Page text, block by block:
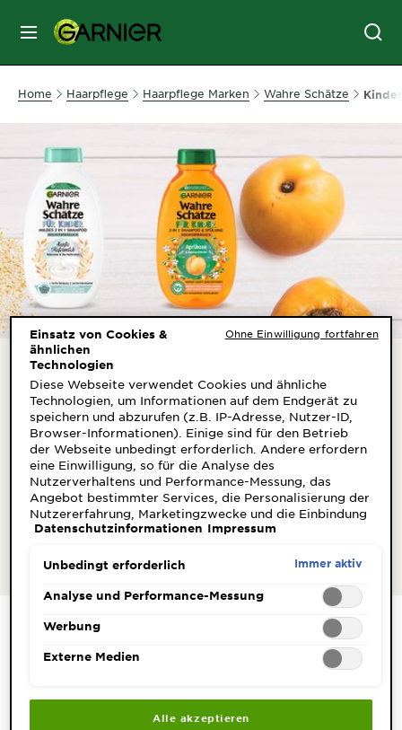
MENU
GESICHTSPFLEGE
HAARPFLEGE
HAARFARBE
SONNENSCHUTZ
KÖRPERPFLEGE
SERVICES
&
DIAGNOSTIK
ENTDECKEN
Unsere
Inhaltsstoffe
Neu!
Garnier x
Bündchen
Garnier's Weg
zur
International
Home Haarpflege Haarpflege Marken Wahre Schätze Kinder
Für Kinder
Pflegt und reinigt empfindliches Kinderhaar sanft und
besonders schonend – ohne in den Augen zu brennen.
ENTDECKE FÜR KINDER
Kinderhaar noch sanfter zu pflegen. Die milden,
hochverträglichen Rezepturen reinigen das Haar
Einsatz von Cookies &
ähnlichen
Technologien
Diese Webseite verwendet Cookies und ähnliche
Technologien, um Informationen auf dem Endgerät zu
speichern und abzurufen (z.B. IP-Adresse, Nutzer-ID,
Browser-Informationen). Einige sind für den Betrieb
der Webseite unbedingt erforderlich. Andere erfordern
eine Einwilligung, so für die Analyse des
Nutzerverhaltens und Performance-Messung, das
Angebot bestimmter Services, die Personalisierung der
Nutzererfahrung, Marketingzwecke und die Einbindung
externer Medien. Nicht unbedingt erforderliche Cookies
abgelehnt ("Ohne Einwilligung fortfahren")
sind ebenfalls möglich und speicherbar ("Auswahl
speichern"). Die Auswahl kann jederzeit unter dem Link
"Cookie-Einstellungen" angepasst werden. Für weitere
Informationen s. unsere Datenschutzinformationen.
Datenschutzinformationen Impressum
Unbedingt erforderlich Immer aktiv
Analyse und Performance-Messung
Werbung
Externe Medien
Alle akzeptieren
Ohne Einwilligung fortfahren